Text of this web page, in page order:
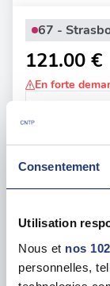
Consentement
Utilisation
Nous et nos
personnelles,
67 -
121.00 €
En forte
Le Mathis
131.00 €
En forte